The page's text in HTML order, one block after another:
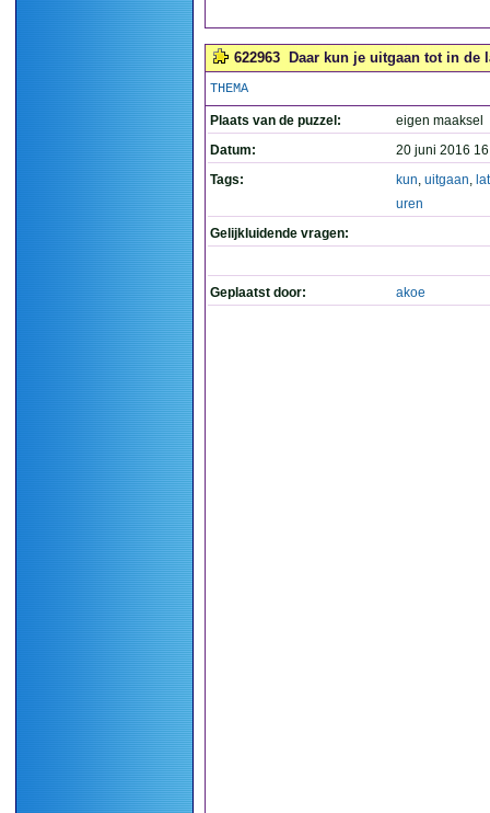
622963 Daar kun je uitgaan tot in de
THEMA
Plaats van de puzzel:
eigen maaksel
Datum:
20 juni 2016
Tags:
kun, uitgaan,
uren
Gelijkluidende vragen:
Geplaatst door: akoe